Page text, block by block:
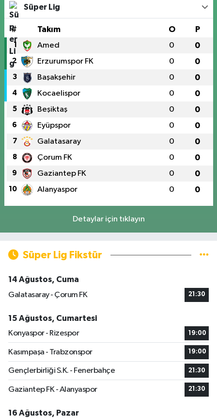
Süper Lig
# Takım O P
1 Amed 0 0
2 Erzurumspor FK 0 0
3 Başakşehir 0 0
4 Kocaelispor 0 0
5 Beşiktaş 0 0
6 Eyüpspor 0 0
7 Galatasaray 0 0
8 Çorum FK 0 0
9 Gaziantep FK 0 0
10 Alanyaspor 0 0
Detaylar için tıklayın
Süper Lig Fikstür
14 Ağustos, Cuma
Galatasaray - Çorum FK
21:30
15 Ağustos, Cumartesi
Konyaspor - Rizespor
19:00
Kasımpaşa - Trabzonspor 19:00
Gençlerbirliği S.K. - Fenerbahçe 21:30
Gaziantep FK - Alanyaspor 21:30
16 Ağustos, Pazar